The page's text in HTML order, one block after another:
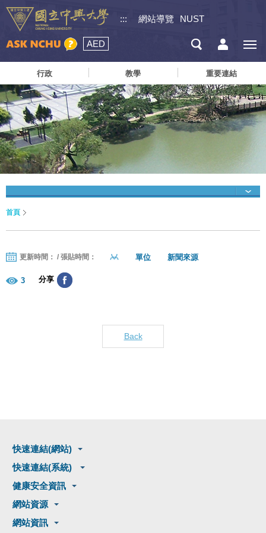
::: 網站導覽 NUST
AED
行政 教學 重要連結
首頁
更新時間： / 張貼時間： 單位 新聞來源
3 分享
Back
快速連結(網站)
快速連結(系統)
健康安全資訊
網站資源
網站資訊